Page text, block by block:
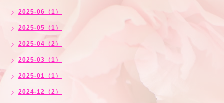
2025-06（1）
2025-05（1）
2025-04（2）
2025-03（1）
2025-01（1）
2024-12（2）